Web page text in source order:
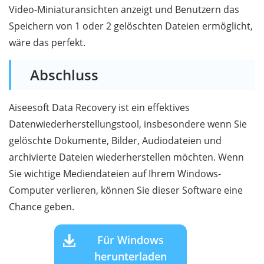
Video-Miniaturansichten anzeigt und Benutzern das
Speichern von 1 oder 2 gelöschten Dateien ermöglicht,
wäre das perfekt.
Abschluss
Aiseesoft Data Recovery ist ein effektives
Datenwiederherstellungstool, insbesondere wenn Sie
gelöschte Dokumente, Bilder, Audiodateien und
archivierte Dateien wiederherstellen möchten. Wenn
Sie wichtige Mediendateien auf Ihrem Windows-
Computer verlieren, können Sie dieser Software eine
Chance geben.
Für Windows
herunterladen